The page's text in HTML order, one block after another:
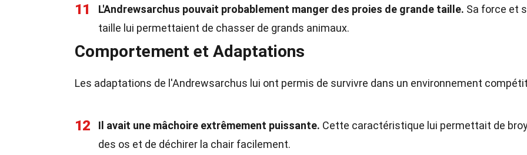
11 L'Andrewsarchus pouvait probablement manger des proies de grande taille. Sa force et
taille lui permettaient de chasser de grands animaux.
Comportement et Adaptations
Les adaptations de l'Andrewsarchus lui ont permis de survivre dans un environnement
12 Il avait une mâchoire extrêmement puissante. Cette caractéristique lui permettait de
des os et de déchirer la chair facilement.